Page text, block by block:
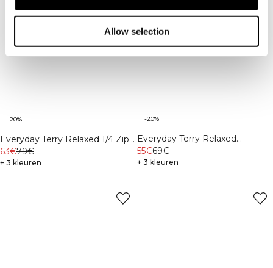
Allow selection
-20%
Everyday Terry Relaxed 1/4 Zip
Piping Sweatshirt M Northern
Green
63€79€
+ 3 kleuren
-20%
Everyday Terry Relaxed
Crewneck Light Grey Melange
55€69€
+ 3 kleuren